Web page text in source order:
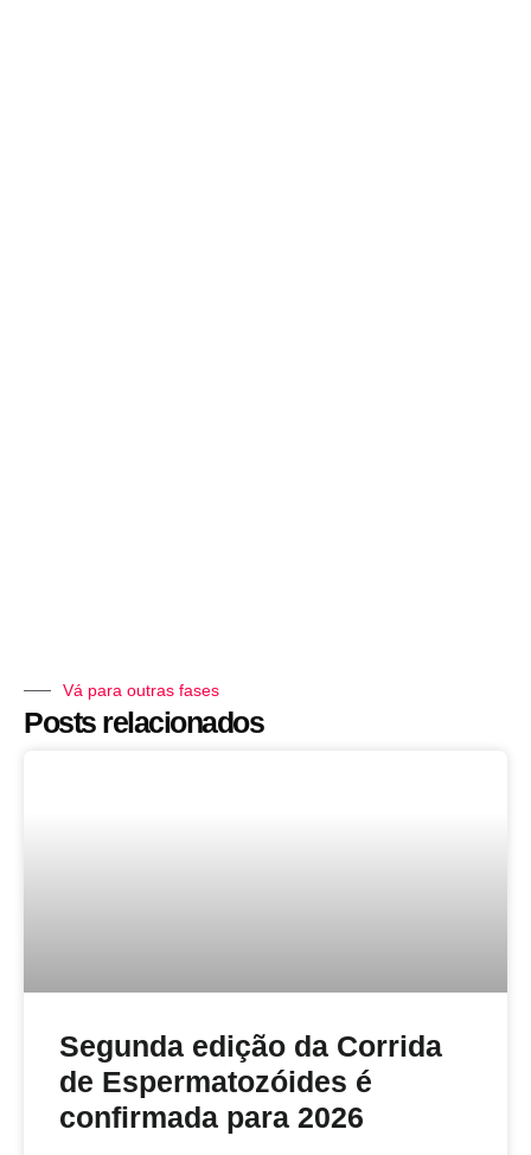
Vá para outras fases
Posts relacionados
Segunda edição da Corrida
de Espermatozóides é
confirmada para 2026